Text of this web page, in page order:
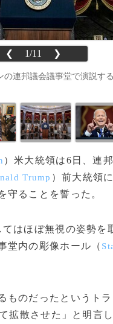
❮ 1/11 ❯
連邦議会議事堂で演説す
）米大統領は6日、連
Trump ）前大統領
守ることを誓った。
はほぼ無視の姿勢を
堂内の彫像ホール（
のだったというト
拡散させた」と明言